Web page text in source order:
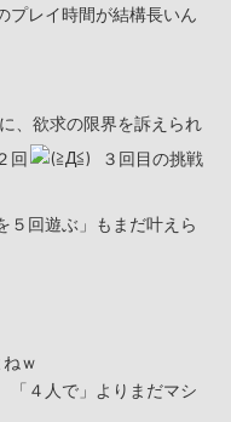
プレイ時間が結構長いん
、欲求の限界を訴えられ
回
３回目の挑戦
５回遊ぶ」もまだ叶えら
ｗ
「４人で」よりまだマシ